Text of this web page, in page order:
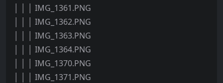
│ │ │ IMG_1361.PNG
│ │ │ IMG_1362.PNG
│ │ │ IMG_1363.PNG
│ │ │ IMG_1364.PNG
│ │ │ IMG_1370.PNG
│ │ │ IMG_1371.PNG